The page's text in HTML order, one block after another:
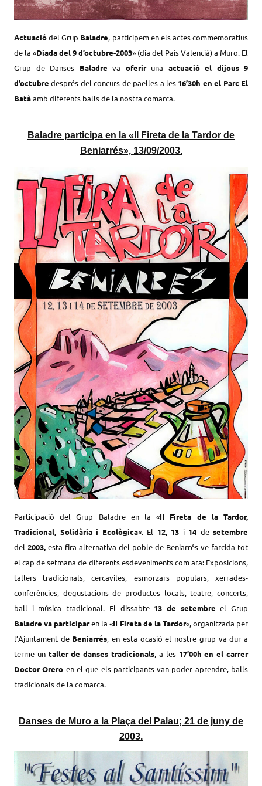
Actuaciódel Grup Baladre, participem en els actes commemoratius
de la «Diada del 9 d’octubre-2003» (dia del País Valencià) a Muro. El
Grup de Danses Baladre va oferiruna actuació el dijous 9
d’octubre després del concurs de paelles a les 16’30h en el Parc El
Batàamb diferents balls de la nostra comarca.
Baladre participa en la «II Fireta de la Tardor de
Beniarrés», 13/09/2003.
Participació del Grup Baladre en la «II Fireta de la Tardor,
Tradicional, Solidària i Ecològica«. El 12, 13 i 14 desetembre
del 2003, esta fira alternativa del poble de Beniarrés ve farcida tot
el cap de setmana de diferents esdeveniments com ara: Exposicions,
tallers tradicionals, cercaviles, esmorzars populars, xerrades-
conferències, degustacions de productes locals, teatre, concerts,
ball i música tradicional. El dissabte 13 de setembre el Grup
Baladre va participaren la «II Fireta de la Tardor«, organitzada per
l’Ajuntament de Beniarrés, en esta ocasió el nostre grup va dur a
terme un taller de danses tradicionals, a les 17’00h en el carrer
Doctor Orero en el que els participants van poder aprendre, balls
tradicionals de la comarca.
Danses de Muro a la Plaça del Palau; 21 de juny de
2003.